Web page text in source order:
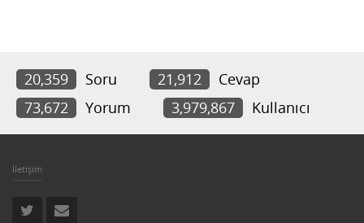
20,359 Soru 21,912
Cevap
73,672
Yorum 3,979,867 Kullanıcı
İletişim